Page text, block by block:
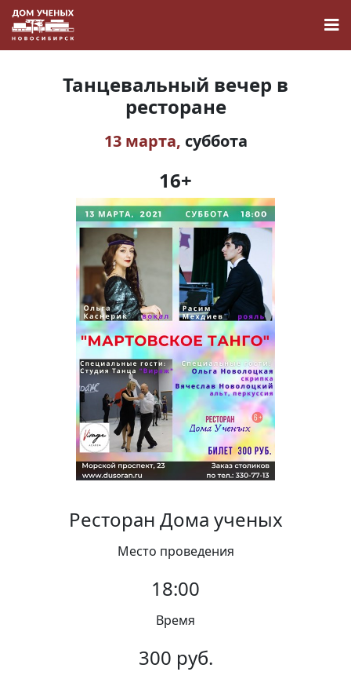
Новости
Наука
О Доме учёных
Виртуальный тур
Контакты
Вакансии
Танцевальный вечер в
ресторане
13 марта, суббота
16+
Ресторан Дома ученых
Место проведения
18:00
Время
300 руб.